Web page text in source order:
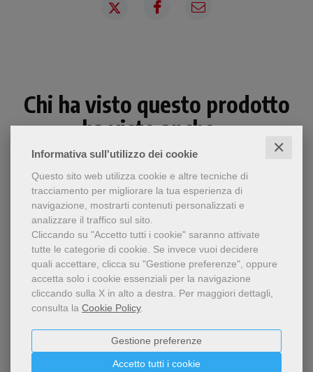
Informativa sull'utilizzo dei cookie ✕
Questo sito web utilizza cookie e altre tecniche di
tracciamento per migliorare la tua esperienza di
navigazione, mostrarti contenuti personalizzati e
analizzare il traffico sul sito.
Cliccando su "Accetto tutti i cookie" saranno attivate
tutte le categorie di cookie. Se invece vuoi decidere
quali accettare, clicca su "Gestione preferenze", oppure
accetta solo i cookie essenziali per la navigazione
cliccando sulla X in alto a destra. Per maggiori dettagli,
consulta la Cookie Policy.
Accetto tutti i cookie
Gestione preferenze
Chi ha visto questo prodotto
ha visto anche...
Teologi, docenti, catechisti,
Scelgo il bene